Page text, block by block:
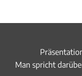
Man spricht